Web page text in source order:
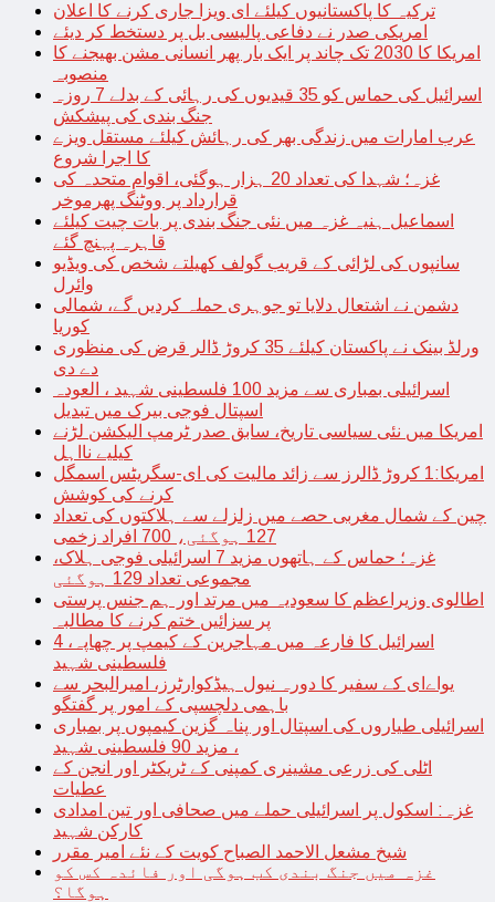
ترکیہ کا پاکستانیوں کیلئے ای ویزا جاری کرنے کا اعلان
امریکی صدر نے دفاعی پالیسی بل پر دستخط کر دیئے
امریکا کا 2030 تک چاند پر ایک بار پھر انسانی مشن بھیجنے کا
منصوبہ
اسرائیل کی حماس کو 35 قیدیوں کی رہائی کے بدلے 7 روزہ
جنگ بندی کی پیشکش
عرب امارات میں زندگی بھر کی رہائش کیلئے مستقل ویزے
کا اجرا شروع
غزہ؛ شہدا کی تعداد 20 ہزار ہوگئی، اقوام متحدہ کی
قرارداد پر ووٹنگ پھرموخر
اسماعیل ہنیہ غزہ میں نئی جنگ بندی پر بات چیت کیلئے
قاہرہ پہنچ گئے
سانپوں کی لڑائی کے قریب گولف کھیلتے شخص کی ویڈیو
وائرل
دشمن نے اشتعال دلایا تو جوہری حملہ کردیں گے، شمالی
کوریا
ورلڈ بینک نے پاکستان کیلئے 35 کروڑ ڈالر قرض کی منظوری
دے دی
اسرائیلی بمباری سے مزید 100 فلسطینی شہید ، العودہ
اسپتال فوجی بیرک میں تبدیل
امریکا میں نئی سیاسی تاریخ، سابق صدر ٹرمپ الیکشن لڑنے
کیلیے نااہل
امریکا:1 کروڑ ڈالرز سے زائد مالیت کی ای-سگریٹس اسمگل
کرنے کی کوشش
چین کے شمال مغربی حصے میں زلزلے سے ہلاکتوں کی تعداد
127 ہوگئی، 700 افراد زخمی
غزہ؛ حماس کے ہاتھوں مزید 7 اسرائیلی فوجی ہلاک،
مجموعی تعداد 129 ہوگئی
اطالوی وزیراعظم کا سعودیہ میں مرتد اور ہم جنس پرستی
پر سزائیں ختم کرنے کا مطالبہ
اسرائیل کا فارعہ میں مہاجرین کے کیمپ پر چھاپہ، 4
فلسطینی شہید
یواےای کے سفیر کا دورہ نیول ہیڈکوارٹرز، امیرالبحر سے
باہمی دلچسپی کے امور پر گفتگو
اسرائیلی طیاروں کی اسپتال اور پناہ گزین کیمپوں پر بمباری
، مزید 90 فلسطینی شہید
اٹلی کی زرعی مشینری کمپنی کے ٹریکٹر اور انجن کے
عطیات
غزہ: اسکول پر اسرائیلی حملے میں صحافی اور تین امدادی
کارکن شہید
شیخ مشعل الاحمد الصباح کویت کے نئے امیر مقرر
غزہ میں جنگ بندی کب ہوگی اور فائدہ کس کو
ہوگا؟